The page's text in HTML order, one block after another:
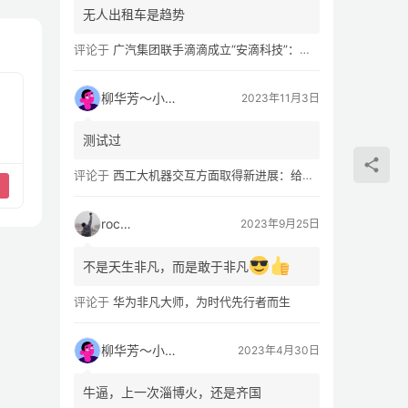
无人出租车是趋势
评论于 广汽集团联手滴滴成立“安滴科技”：加速 L4 级 Robotaxi 量产
柳华芳～小芳侠 2023年11月3日
测试过
评论于 西工大机器交互方面取得新进展：给无人机“装上大脑、建立群聊”
rocky 2023年9月25日
不是天生非凡，而是敢于非凡
评论于 华为非凡大师，为时代先行者而生
柳华芳～小芳侠 2023年4月30日
牛逼，上一次淄博火，还是齐国